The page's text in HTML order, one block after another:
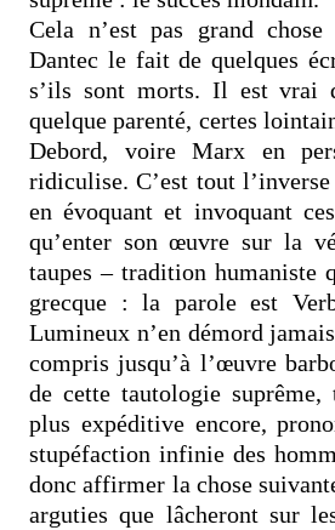
Cela n’est pas grand
Dantec le fait de quelques
s’ils sont morts. Il est vrai
quelque parenté, certes
Debord, voire Marx en
ridiculise. C’est tout
en évoquant et invoquant
qu’enter son œuvre sur la
taupes – tradition humaniste
grecque : la parole est
Lumineux n’en démord
compris jusqu’à l’œuvre
de cette tautologie
plus expéditive encore,
stupéfaction infinie des
donc affirmer la chose
arguties que lâcheront sur